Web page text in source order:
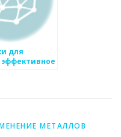
для
МЕТАЛЛОВ